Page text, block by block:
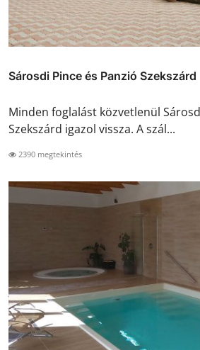
Sárosdi Pince és Panzió Szekszárd
Minden foglalást közvetlenül
Szekszárd igazol vissza. A szál...
2390 megtekintés